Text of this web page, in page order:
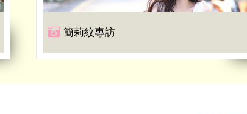
簡莉紋專訪